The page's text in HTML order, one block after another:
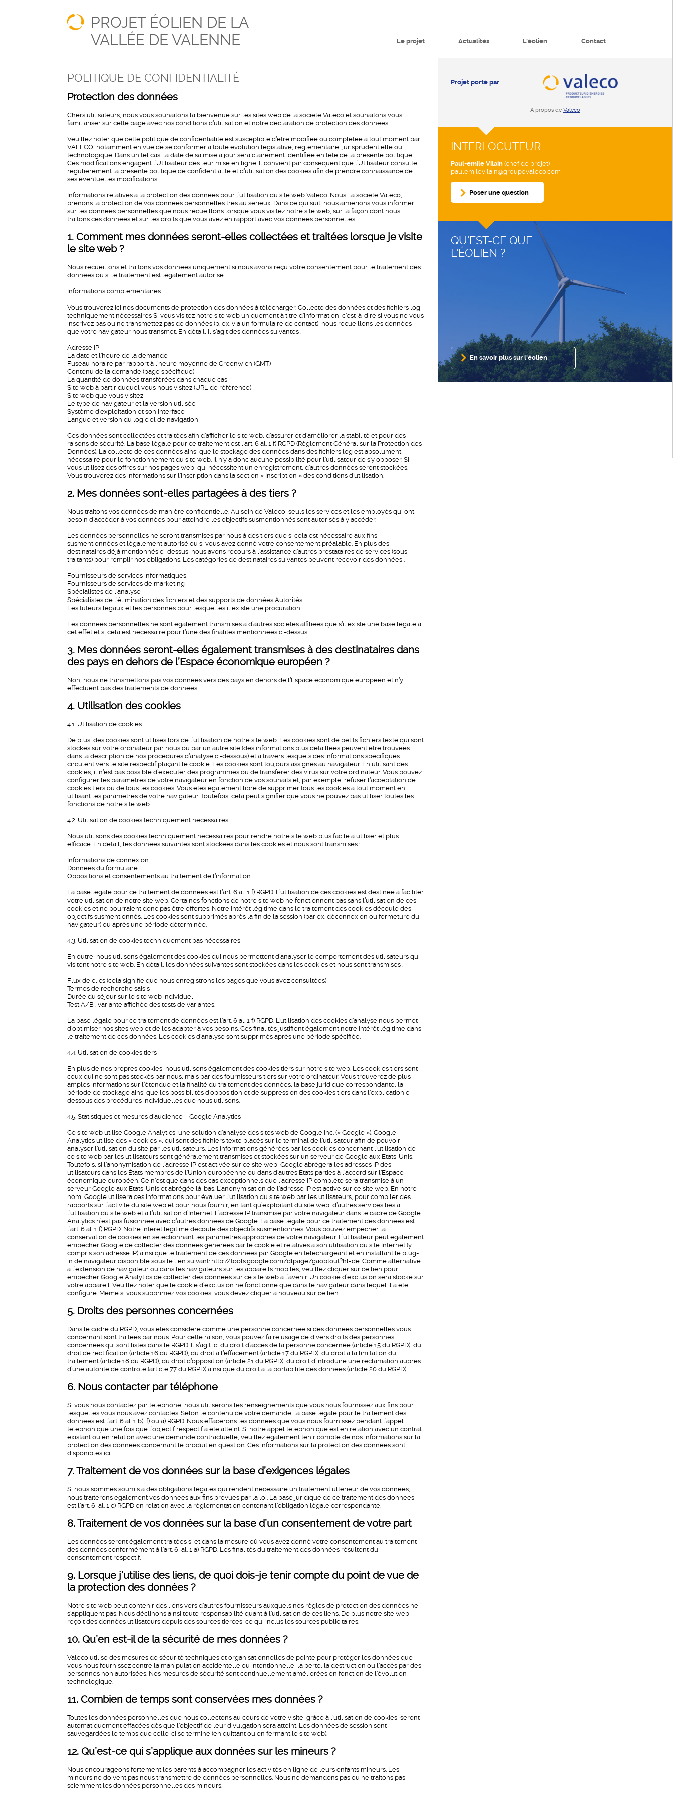
PROJET ÉOLIEN DE LA
VALLÉE DE VALENNE
Le projet Actualités L'éolien Contact
POLITIQUE DE CONFIDENTIALITÉ
Protection des données
Chers utilisateurs, nous vous souhaitons la bienvenue sur les sites web de la société Valeco et souhaitons vous
familiariser sur cette page avec nos conditions d’utilisation et notre déclaration de protection des données.
Veuillez noter que cette politique de confidentialité est susceptible d’être modifiée ou complétée à tout moment par
VALECO, notamment en vue de se conformer à toute évolution législative, règlementaire, jurisprudentielle ou
technologique. Dans un tel cas, la date de sa mise à jour sera clairement identifiée en tête de la présente politique.
Ces modifications engagent l’Utilisateur dès leur mise en ligne. Il convient par conséquent que l’Utilisateur consulte
régulièrement la présente politique de confidentialité et d’utilisation des cookies afin de prendre connaissance de
ses éventuelles modifications.
Informations relatives à la protection des données pour l’utilisation du site web Valeco. Nous, la société Valeco,
prenons la protection de vos données personnelles très au sérieux. Dans ce qui suit, nous aimerions vous informer
sur les données personnelles que nous recueillons lorsque vous visitez notre site web, sur la façon dont nous
traitons ces données et sur les droits que vous avez en rapport avec vos données personnelles.
1. Comment mes données seront-elles collectées et traitées lorsque je visite
le site web ?
Nous recueillons et traitons vos données uniquement si nous avons reçu votre consentement pour le traitement des
données ou si le traitement est légalement autorisé.
Informations complémentaires
Vous trouverez ici nos documents de protection des données à télécharger. Collecte des données et des fichiers log
techniquement nécessaires Si vous visitez notre site web uniquement à titre d’information, c’est-à-dire si vous ne vous
inscrivez pas ou ne transmettez pas de données (p. ex. via un formulaire de contact), nous recueillons les données
que votre navigateur nous transmet. En détail, il s’agit des données suivantes :
Adresse IP
La date et l’heure de la demande
Fuseau horaire par rapport à l’heure moyenne de Greenwich (GMT)
Contenu de la demande (page spécifique)
La quantité de données transférées dans chaque cas
Site web à partir duquel vous nous visitez (URL de référence)
Site web que vous visitez
Le type de navigateur et la version utilisée
Système d’exploitation et son interface
Langue et version du logiciel de navigation
Ces données sont collectées et traitées afin d’afficher le site web, d’assurer et d’améliorer la stabilité et pour des
raisons de sécurité. La base légale pour ce traitement est l’art. 6 al. 1 f) RGPD (Règlement Général sur la Protection des
Données). La collecte de ces données ainsi que le stockage des données dans des fichiers log est absolument
nécessaire pour le fonctionnement du site web. Il n’y a donc aucune possibilité pour l’utilisateur de s’y opposer. Si
vous utilisez des offres sur nos pages web, qui nécessitent un enregistrement, d’autres données seront stockées.
Vous trouverez des informations sur l’inscription dans la section « Inscription » des conditions d’utilisation.
2. Mes données sont-elles partagées à des tiers ?
Nous traitons vos données de manière confidentielle. Au sein de Valeco, seuls les services et les employés qui ont
besoin d’accéder à vos données pour atteindre les objectifs susmentionnés sont autorisés à y accéder.
Les données personnelles ne seront transmises par nous à des tiers que si cela est nécessaire aux fins
susmentionnées et légalement autorisé ou si vous avez donné votre consentement préalable. En plus des
destinataires déjà mentionnés ci-dessus, nous avons recours à l’assistance d’autres prestataires de services (sous-
traitants) pour remplir nos obligations. Les catégories de destinataires suivantes peuvent recevoir des données :
Fournisseurs de services informatiques
Fournisseurs de services de marketing
Spécialistes de l’analyse
Spécialistes de l’élimination des fichiers et des supports de données Autorités
Les tuteurs légaux et les personnes pour lesquelles il existe une procuration
Les données personnelles ne sont également transmises à d’autres sociétés affiliées que s’il existe une base légale à
cet effet et si cela est nécessaire pour l’une des finalités mentionnées ci-dessus.
3. Mes données seront-elles également transmises à des destinataires dans
des pays en dehors de l’Espace économique européen ?
Non, nous ne transmettons pas vos données vers des pays en dehors de l’Espace économique européen et n’y
effectuent pas des traitements de données.
4. Utilisation des cookies
4.1. Utilisation de cookies
De plus, des cookies sont utilisés lors de l’utilisation de notre site web. Les cookies sont de petits fichiers texte qui sont
stockés sur votre ordinateur par nous ou par un autre site (des informations plus détaillées peuvent être trouvées
dans la description de nos procédures d’analyse ci-dessous) et à travers lesquels des informations spécifiques
circulent vers le site respectif plaçant le cookie. Les cookies sont toujours assignés au navigateur. En utilisant des
cookies, il n’est pas possible d’exécuter des programmes ou de transférer des virus sur votre ordinateur. Vous pouvez
configurer les paramètres de votre navigateur en fonction de vos souhaits et, par exemple, refuser l’acceptation de
cookies tiers ou de tous les cookies. Vous êtes également libre de supprimer tous les cookies à tout moment en
utilisant les paramètres de votre navigateur. Toutefois, cela peut signifier que vous ne pouvez pas utiliser toutes les
fonctions de notre site web.
4.2. Utilisation de cookies techniquement nécessaires
Nous utilisons des cookies techniquement nécessaires pour rendre notre site web plus facile à utiliser et plus
efficace. En détail, les données suivantes sont stockées dans les cookies et nous sont transmises :
Informations de connexion
Données du formulaire
Oppositions et consentements au traitement de l’information
La base légale pour ce traitement de données est l’art. 6 al. 1 f) RGPD. L’utilisation de ces cookies est destinée à faciliter
votre utilisation de notre site web. Certaines fonctions de notre site web ne fonctionnent pas sans l’utilisation de ces
cookies et ne pourraient donc pas être offertes. Notre intérêt légitime dans le traitement des cookies découle des
objectifs susmentionnés. Les cookies sont supprimés après la fin de la session (par ex. déconnexion ou fermeture du
navigateur) ou après une période déterminée.
4.3. Utilisation de cookies techniquement pas nécessaires
En outre, nous utilisons également des cookies qui nous permettent d’analyser le comportement des utilisateurs qui
visitent notre site web. En détail, les données suivantes sont stockées dans les cookies et nous sont transmises :
Flux de clics (cela signifie que nous enregistrons les pages que vous avez consultées)
Termes de recherche saisis
Durée du séjour sur le site web individuel
Test A/B : variante affichée des tests de variantes.
La base légale pour ce traitement de données est l’art. 6 al. 1 f) RGPD. L’utilisation des cookies d’analyse nous permet
d’optimiser nos sites web et de les adapter à vos besoins. Ces finalités justifient également notre intérêt légitime dans
le traitement de ces données. Les cookies d’analyse sont supprimés après une période spécifiée.
4.4. Utilisation de cookies tiers
En plus de nos propres cookies, nous utilisons également des cookies tiers sur notre site web. Les cookies tiers sont
ceux qui ne sont pas stockés par nous, mais par des fournisseurs tiers sur votre ordinateur. Vous trouverez de plus
amples informations sur l’étendue et la finalité du traitement des données, la base juridique correspondante, la
période de stockage ainsi que les possibilités d’opposition et de suppression des cookies tiers dans l’explication ci-
dessous des procédures individuelles que nous utilisons.
4.5. Statistiques et mesures d’audience – Google Analytics
Ce site web utilise Google Analytics, une solution d’analyse des sites web de Google Inc. (« Google »). Google
Analytics utilise des « cookies », qui sont des fichiers texte placés sur le terminal de l’utilisateur afin de pouvoir
analyser l’utilisation du site par les utilisateurs. Les informations générées par les cookies concernant l’utilisation de
ce site web par les utilisateurs sont généralement transmises et stockées sur un serveur de Google aux États-Unis.
Toutefois, si l’anonymisation de l’adresse IP est activée sur ce site web, Google abrègera les adresses IP des
utilisateurs dans les États membres de l’Union européenne ou dans d’autres États parties à l’accord sur l’Espace
économique européen. Ce n’est que dans des cas exceptionnels que l’adresse IP complète sera transmise à un
serveur Google aux Etats-Unis et abrégée là-bas. L’anonymisation de l’adresse IP est active sur ce site web. En notre
nom, Google utilisera ces informations pour évaluer l’utilisation du site web par les utilisateurs, pour compiler des
rapports sur l’activité du site web et pour nous fournir, en tant qu’exploitant du site web, d’autres services liés à
l’utilisation du site web et à l’utilisation d’Internet. L’adresse IP transmise par votre navigateur dans le cadre de Google
Analytics n’est pas fusionnée avec d’autres données de Google. La base légale pour ce traitement des données est
l’art. 6 al. 1 f) RGPD. Notre intérêt légitime découle des objectifs susmentionnés. Vous pouvez empêcher la
conservation de cookies en sélectionnant les paramètres appropriés de votre navigateur. L’utilisateur peut également
empêcher Google de collecter des données générées par le cookie et relatives à son utilisation du site Internet (y
compris son adresse IP) ainsi que le traitement de ces données par Google en téléchargeant et en installant le plug-
in de navigateur disponible sous le lien suivant: http://tools.google.com/dlpage/gaoptout?hl=de. Comme alternative
à l’extension de navigateur ou dans les navigateurs sur les appareils mobiles, veuillez cliquer sur ce lien pour
empêcher Google Analytics de collecter des données sur ce site web à l’avenir. Un cookie d’exclusion sera stocké sur
votre appareil. Veuillez noter que le cookie d’exclusion ne fonctionne que dans le navigateur dans lequel il a été
configuré. Même si vous supprimez vos cookies, vous devez cliquer à nouveau sur ce lien.
5. Droits des personnes concernées
Dans le cadre du RGPD, vous êtes considéré comme une personne concernée si des données personnelles vous
concernant sont traitées par nous. Pour cette raison, vous pouvez faire usage de divers droits des personnes
concernées qui sont listés dans le RGPD. Il s’agit ici du droit d’accès de la personne concernée (article 15 du RGPD), du
droit de rectification (article 16 du RGPD), du droit à l’effacement (article 17 du RGPD), du droit à la limitation du
traitement (article 18 du RGPD), du droit d’opposition (article 21 du RGPD), du droit d’introduire une réclamation auprès
d’une autorité de contrôle (article 77 du RGPD) ainsi que du droit à la portabilité des données (article 20 du RGPD).
6. Nous contacter par téléphone
Si vous nous contactez par téléphone, nous utiliserons les renseignements que vous nous fournissez aux fins pour
lesquelles vous nous avez contactés. Selon le contenu de votre demande, la base légale pour le traitement des
données est l’art. 6 al. 1 b), f) ou a) RGPD. Nous effacerons les données que vous nous fournissez pendant l’appel
téléphonique une fois que l’objectif respectif a été atteint. Si notre appel téléphonique est en relation avec un contrat
existant ou en relation avec une demande contractuelle, veuillez également tenir compte de nos informations sur la
protection des données concernant le produit en question. Ces informations sur la protection des données sont
disponibles ici.
7. Traitement de vos données sur la base d’exigences légales
Si nous sommes soumis à des obligations légales qui rendent nécessaire un traitement ultérieur de vos données,
nous traiterons également vos données aux fins prévues par la loi. La base juridique de ce traitement des données
est l’art. 6, al. 1 c) RGPD en relation avec la réglementation contenant l’obligation légale correspondante.
8. Traitement de vos données sur la base d’un consentement de votre part
Les données seront également traitées si et dans la mesure où vous avez donné votre consentement au traitement
des données conformément à l’art. 6, al. 1 a) RGPD. Les finalités du traitement des données résultent du
consentement respectif.
9. Lorsque j’utilise des liens, de quoi dois-je tenir compte du point de vue de
la protection des données ?
Notre site web peut contenir des liens vers d’autres fournisseurs auxquels nos règles de protection des données ne
s’appliquent pas. Nous déclinons ainsi toute responsabilité quant à l’utilisation de ces liens. De plus notre site web
reçoit des données utilisateurs depuis des sources tierces, ce qui inclus les sources publicitaires.
10. Qu’en est-il de la sécurité de mes données ?
Valeco utilise des mesures de sécurité techniques et organisationnelles de pointe pour protéger les données que
vous nous fournissez contre la manipulation accidentelle ou intentionnelle, la perte, la destruction ou l’accès par des
personnes non autorisées. Nos mesures de sécurité sont continuellement améliorées en fonction de l’évolution
technologique.
11. Combien de temps sont conservées mes données ?
Toutes les données personnelles que nous collectons au cours de votre visite, grâce à l’utilisation de cookies, seront
automatiquement effacées dès que l’objectif de leur divulgation sera atteint. Les données de session sont
sauvegardées le temps que celle-ci se termine (en quittant ou en fermant le site web).
12. Qu’est-ce qui s’applique aux données sur les mineurs ?
Nous encourageons fortement les parents à accompagner les activités en ligne de leurs enfants mineurs. Les
mineurs ne doivent pas nous transmettre de données personnelles. Nous ne demandons pas ou ne traitons pas
sciemment les données personnelles des mineurs.
Projet porté par
A propos de Valeco
INTERLOCUTEUR
Paul-emile Vilain (chef de projet)
paulemilevilain@groupevaleco.com
Poser une question
QU'EST-CE QUE
L'ÉOLIEN ?
En savoir plus sur l'éolien